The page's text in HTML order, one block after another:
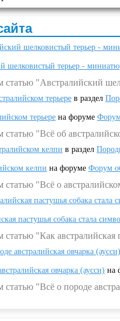
шелковистый терьер -
шелковистый терьер -
статью "Австралийский
терьере в раздел
терьере на форуме
"Всё об
келпи в раздел
келпи на форуме Форум
статью "Всё о
пастушья собака
пастушья собака стала
"Как
австралийская овчарка (аусси)
овчарка (аусси) на
"Всё о породе